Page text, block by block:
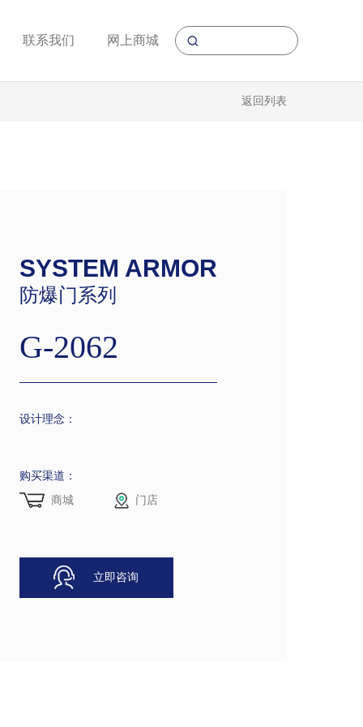
联系我们 网上商城
返回列表
SYSTEM ARMOR
防爆门系列
G-2062
设计理念：
购买渠道：
商城
门店
立即咨询